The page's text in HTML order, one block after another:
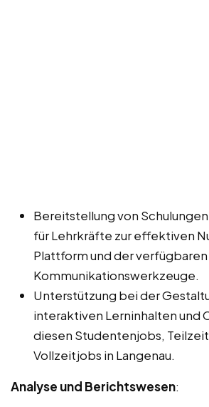
Bereitstellung von
für Lehrkräfte zur effektiven
Plattform und der verfügbaren
Kommunikationswerkzeuge.
Unterstützung bei der
interaktiven Lerninhalten und
diesen Studentenjobs,
Vollzeitjobs in Langenau.
Analyse und Berichtswesen: